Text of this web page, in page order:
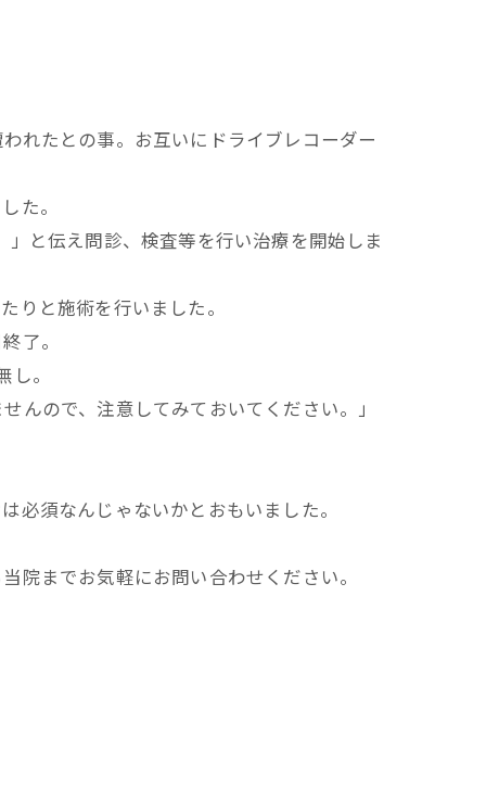
れたとの事。お互いにドライブレコーダー
た。
と伝え問診、検査等を行い治療を開始しま
りと施術を行いました。
了。
。
んので、注意してみておいてください。」
必須なんじゃないかとおもいました。
院までお気軽にお問い合わせください。